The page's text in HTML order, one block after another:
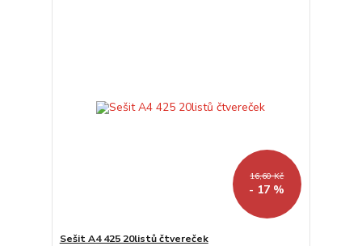
16,60 Kč
- 17 %
Sešit A4 425 20listů čtvereček